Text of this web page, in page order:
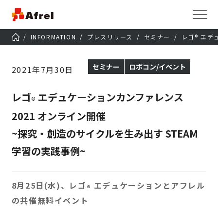
INFORMATION プレスリリース セミナー レゴ® エデ
2021年7月30日 セミナー ロボコン/イベント
レゴ® エデュケーションカンファレンス
2021 オンライン開催
~探究・創造のサイクルを生み出す STEAM
学習の実践事例~
8月25日(水)、レゴ ® エデュケーションとアフレル
の共催無料イベント